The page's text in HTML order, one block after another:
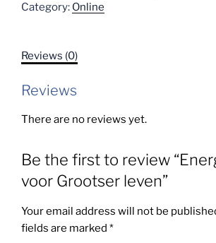
Grootser
Category: Online
Reviews (0)
Reviews
There are no reviews yet.
Be the first to review
voor Grootser leven”
Your email address will not be
fields are marked *